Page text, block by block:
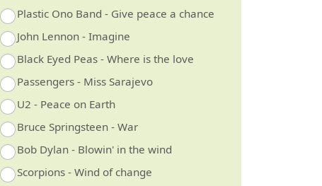
Plastic Ono Band - Give peace a chance
John Lennon - Imagine
Black Eyed Peas - Where is the love
Passengers - Miss Sarajevo
U2 - Peace on Earth
Bruce Springsteen - War
Bob Dylan - Blowin' in the wind
Scorpions - Wind of change